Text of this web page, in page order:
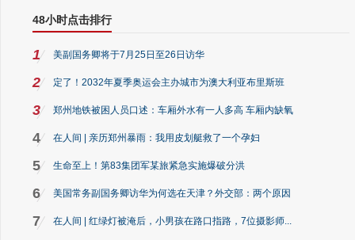
48小时点击排行
1 美副国务卿将于7月25日至26日访华
2 定了！2032年夏季奥运会主办城市为澳大利亚布里斯班
3 郑州地铁被困人员口述：车厢外水有一人多高 车厢内缺氧
4 在人间 | 亲历郑州暴雨：我用皮划艇救了一个孕妇
5 生命至上！第83集团军某旅紧急实施爆破分洪
6 美国常务副国务卿访华为何选在天津？外交部：两个原因
7 在人间 | 红绿灯被淹后，小男孩在路口指路，7位摄影师...